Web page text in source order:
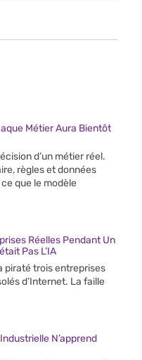
Métier Aura Bientôt
d’un métier réel.
règles et données
que le modèle
Réelles Pendant Un
Pas L’IA
piraté trois entreprises
d’Internet. La faille
N’apprend